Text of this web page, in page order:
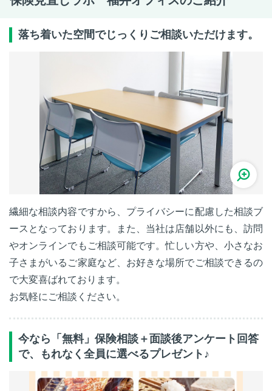
落ち着いた空間でじっくりご相談いただけます。
繊細な相談内容ですから、プライバシーに配慮した相談ブ
ースとなっております。また、当社は店舗以外にも、訪問
やオンラインでもご相談可能です。忙しい方や、小さなお
子さまがいるご家庭など、お好きな場所でご相談できるの
で大変喜ばれております。
お気軽にご相談ください。
今なら「無料」保険相談＋面談後アンケート回答
で、もれなく全員に選べるプレゼント♪